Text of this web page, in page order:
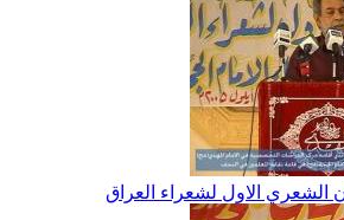
الشعري الاول لشعراء العراق